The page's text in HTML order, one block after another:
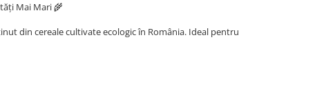
Mai Mari 🌾
din cereale cultivate ecologic în România. Ideal pentru